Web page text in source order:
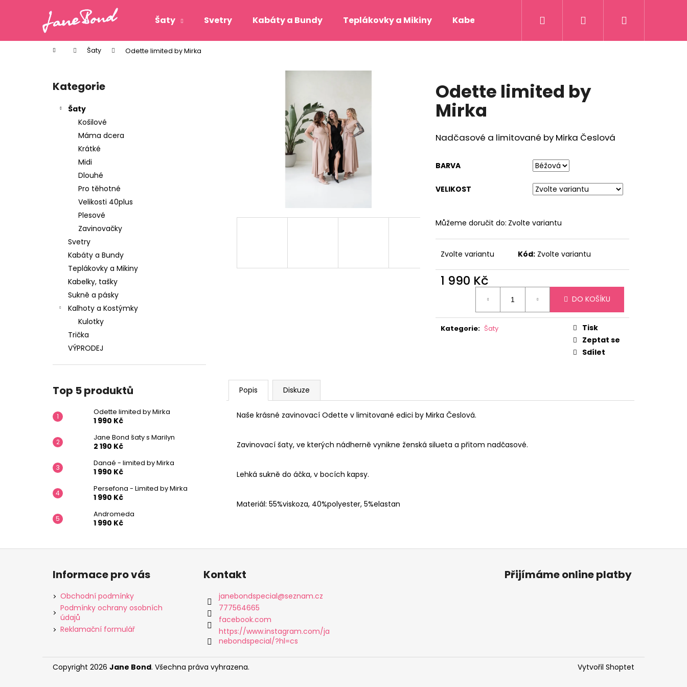
Šaty Svetry Kabáty a Bundy Teplákovky a Mikiny Kabelky, tašky Sukně a pásky Kalhoty a
Přihlášení
Domů Šaty Odette limited by Mirka
Přeskočit
kategorie
Kategorie
Šaty
Košilové
Máma dcera
Krátké
Midi
Dlouhé
Pro těhotné
Velikosti 40plus
Plesové
Zavinovačky
Svetry
Kabáty a Bundy
Teplákovky a Mikiny
Kabelky, tašky
Sukně a pásky
Kalhoty a Kostýmky
Kulotky
Trička
VÝPRODEJ
Top 5 produktů
Odette limited by Mirka
1 990 Kč
Jane Bond šaty s Marilyn
2 190 Kč
Danaé - limited by Mirka
1 990 Kč
Persefona - Limited by Mirka
1 990 Kč
Andromeda
1 990 Kč
Odette limited by
Mirka
Nadčasové a limitované by Mirka Česlová
BARVA
VELIKOST
Můžeme doručit do: Zvolte variantu
Zvolte variantu Kód: Zvolte variantu
1 990 Kč
DO KOŠÍKU
Kategorie: Šaty
Tisk
Zeptat se
Sdílet
Popis Diskuze
Naše krásné zavinovací Odette v limitované edici by Mirka Česlová.
Zavinovací šaty, ve kterých nádherně vynikne ženská silueta a přitom nadčasové.
Lehká sukně do áčka, v bocích kapsy.
Materiál: 55%viskoza, 40%polyester, 5%elastan
í
Zpět
do
Zpět
do
Doporučujeme
ODETTE LIMITED BY MIRKA
1 990 Kč
JANE BOND ŠATY S MARILYN
DANAÉ - LIMITED BY MIRKA
Z
Informace pro vás
Obchodní podmínky
Podmínky ochrany osobních
údajů
Reklamační formulář
Kontakt
janebondspecial@seznam.cz
777564665
facebook.com
https://www.instagram.com/ja
nebondspecial/?hl=cs
Přijímáme online platby
Vytvořil Shoptet
Copyright 2026 Jane Bond. Všechna práva vyhrazena.